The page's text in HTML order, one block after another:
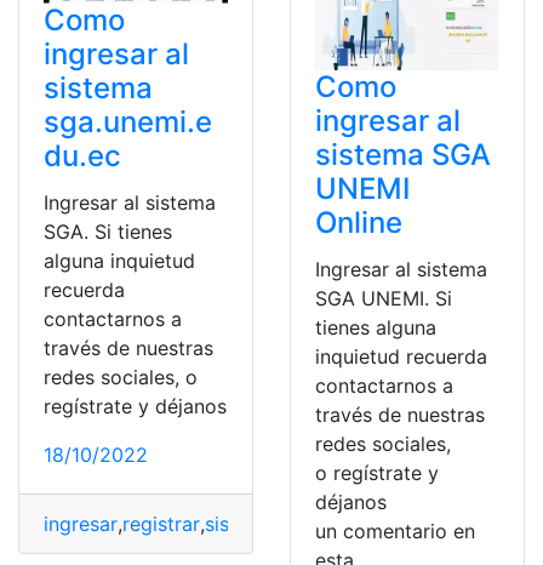
Como
ingresar al
sistema
sga.unemi.e
du.ec
Ingresar al sistema
SGA. Si tienes
alguna inquietud
recuerda
contactarnos a
través de nuestras
redes sociales, o
regístrate y déjanos
18/10/2022
ingresar,registrar,sistema UNEMI ,Universidad
Como
ingresar al
sistema SGA
UNEMI
Online
Ingresar al sistema
SGA UNEMI. Si
tienes alguna
inquietud recuerda
contactarnos a
través de nuestras
redes sociales,
o regístrate y
déjanos
un comentario en